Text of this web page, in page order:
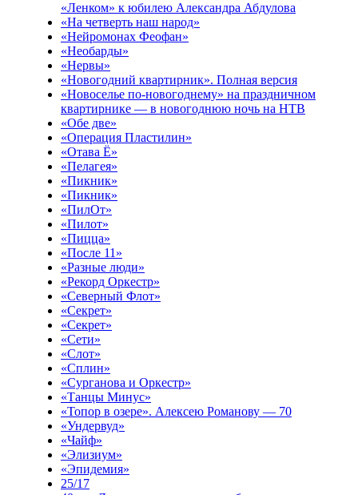
«Ленком» к юбилею Александра Абдулова
«На четверть наш народ»
«Нейромонах Феофан»
«Необарды»
«Нервы»
«Новогодний квартирник». Полная версия
«Новоселье по-новогоднему» на праздничном
квартирнике — в новогоднюю ночь на НТВ
«Обе две»
«Операция Пластилин»
«Отава Ё»
«Пелагея»
«Пикник»
«Пикник»
«ПилОт»
«Пилот»
«Пицца»
«После 11»
«Разные люди»
«Рекорд Оркестр»
«Северный Флот»
«Секрет»
«Секрет»
«Сети»
«Слот»
«Сплин»
«Сурганова и Оркестр»
«Танцы Минус»
«Топор в озере». Алексею Романову — 70
«Ундервуд»
«Чайф»
«Элизиум»
«Эпидемия»
25/17